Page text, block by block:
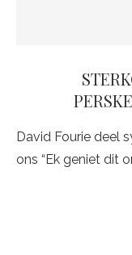
David Fourie deel
ons “Ek geniet dit